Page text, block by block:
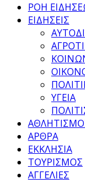
ΡΟΗ
ΕΙΔΗΣΕΙΣ
ΥΓΕΙΑ
ΑΡΘΡΑ
ΕΚΚΛΗΣΙΑ
ΤΟΥΡΙΣΜΟΣ
ΑΓΓΕΛΙΕΣ